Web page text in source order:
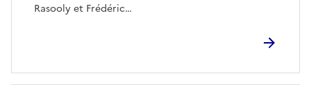
Rasooly et Frédéric…